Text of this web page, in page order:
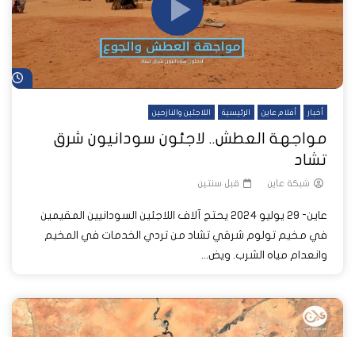
أخبار أفلام عاين الرئيسية اللاجئين والنازحين
مواجهة العطش.. لاجئون سودانيون شرق
تشاد
شبكة عاين قبل سنتين
عاين- 29 يوليو 2024 يحتج آلاف اللاجئين السودانيين المقيمين
في مخيم تولوم شرقي تشاد من تردي الخدمات في المخيم
وانعدام مياه الشرب. ويض...